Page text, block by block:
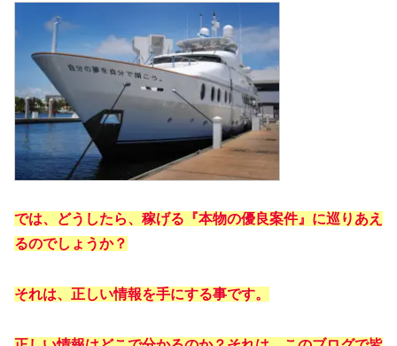
では、どうしたら、稼げる『本物の優良案件』に巡りあえ
るのでしょうか？
それは、正しい情報を手にする事です。